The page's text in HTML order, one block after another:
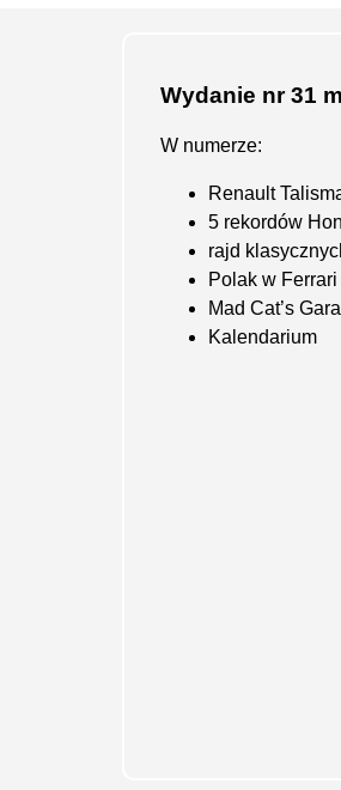
Wydanie nr 31
W numerze:
Renault
5 rekordów
rajd
Polak w Ferrari
Mad Cat’s
Kalendarium